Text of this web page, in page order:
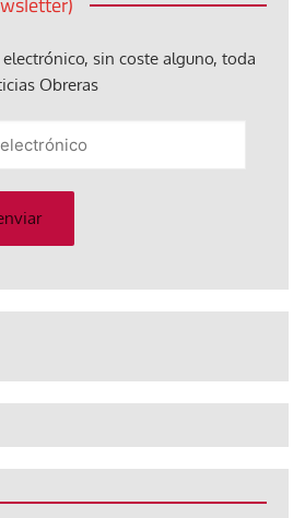
sin coste alguno, toda
Obreras